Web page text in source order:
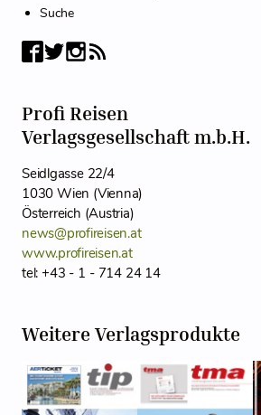
Suche
Profi Reisen
Verlagsgesellschaft m.b.H.
Seidlgasse 22/4
1030 Wien (Vienna)
Österreich (Austria)
news@profireisen.at
www.profireisen.at
tel: +43 - 1 - 714 24 14
Weitere Verlagsprodukte